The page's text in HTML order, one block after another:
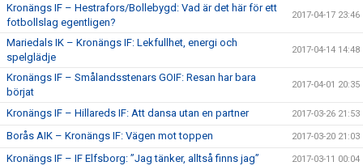
Kronängs IF – Hestrafors/Bollebygd: Vad är det här för ett
fotbollslag egentligen?
2017-04-17 23:46
Mariedals IK – Kronängs IF: Lekfullhet, energi och
spelglädje
2017-04-14 14:48
Kronängs IF – Smålandsstenars GOIF: Resan har bara
börjat
2017-04-01 20:35
Kronängs IF – Hillareds IF: Att dansa utan en partner 2017-03-26 21:53
Borås AIK – Kronängs IF: Vägen mot toppen 2017-03-20 21:03
Kronängs IF – IF Elfsborg: ”Jag tänker, alltså finns jag” 2017-03-11 00:04